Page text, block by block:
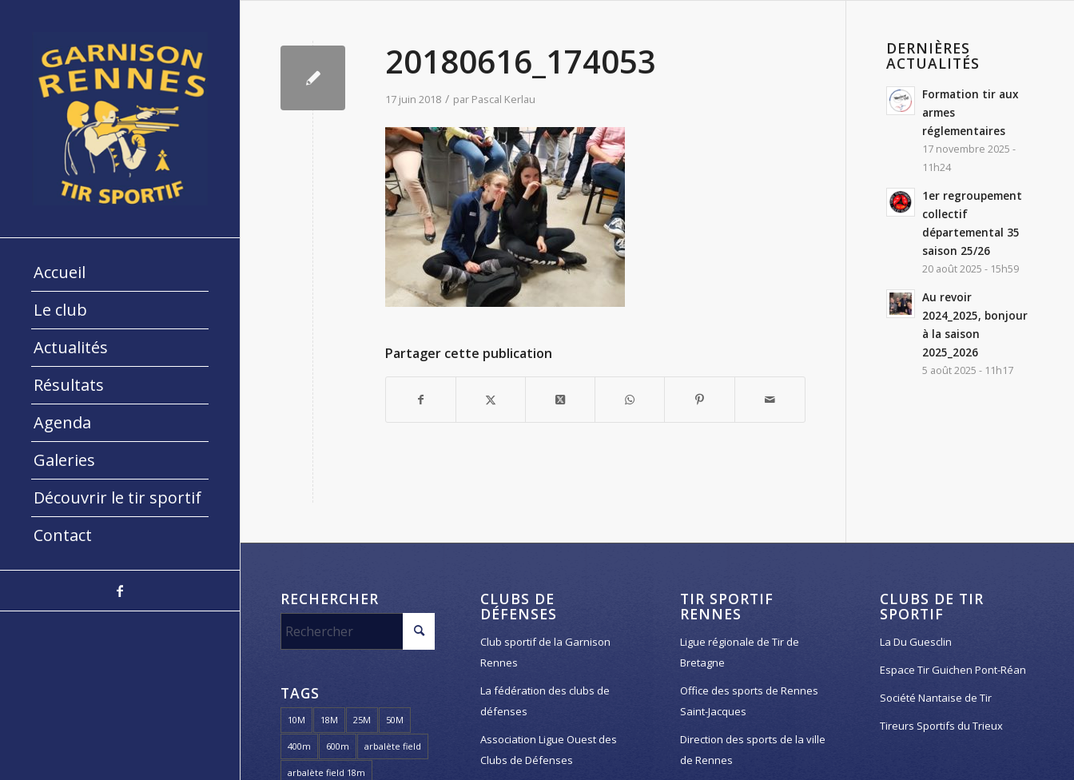
Accueil
Le club
Actualités
Résultats
Agenda
Galeries
Découvrir le tir sportif
Contact
20180616_174053
17 juin 2018 / par Pascal Kerlau
Partager cette publication
DERNIÈRES
ACTUALITÉS
Formation tir aux
armes
réglementaires
17 novembre 2025 -
11h24
1er regroupement
collectif
départemental 35
saison 25/26
20 août 2025 - 15h59
Au revoir
2024_2025, bonjour
à la saison
2025_2026
5 août 2025 - 11h17
RECHERCHER
TAGS
10M 18M 25M 50M
400m 600m arbalète field
arbalète field 18m
CLUBS DE
DÉFENSES
Club sportif de la Garnison
Rennes
La fédération des clubs de
défenses
Association Ligue Ouest des
Clubs de Défenses
TIR SPORTIF
RENNES
Ligue régionale de Tir de
Bretagne
Office des sports de Rennes
Saint-Jacques
Direction des sports de la ville
de Rennes
CLUBS DE TIR
SPORTIF
La Du Guesclin
Espace Tir Guichen Pont-Réan
Société Nantaise de Tir
Tireurs Sportifs du Trieux